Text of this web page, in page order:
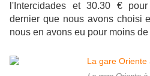
l'Intercidades et 30.30 €
dernier que nous avons choisi
nous en avons eu pour moins de